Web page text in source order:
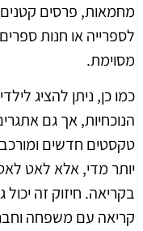
מחמאות, פרסים קטנים
לספרייה או חנות
מסוימת.
כמו כן, ניתן להציג
הנוכחיות, אך גם
טקסטים חדשים
יותר מדי, אלא לאט
בקריאה. חיזוק זה
קריאה עם משפחה